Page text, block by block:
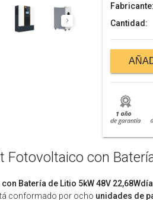
Fabricante:
Cantidad:
Fotovoltaico con
Batería de Litio 5kW 48V
conformado por ocho unidades de